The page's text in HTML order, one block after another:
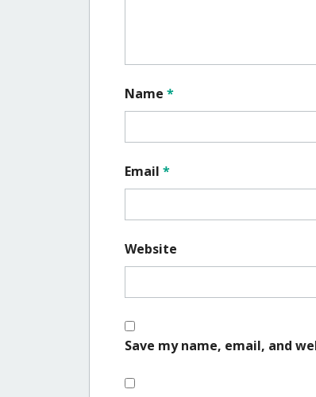
Name *
Email *
Website
Save my name, email, and